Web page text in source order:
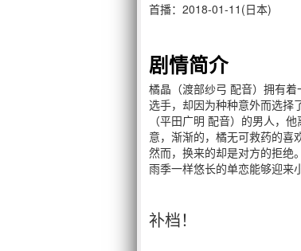
首播：2018-01-11(日本)
剧情简介
橘晶（渡部纱弓 配音）拥有
选手，却因为种种意外而选择
（平田广明 配音）的男人，
意，渐渐的，橘无可救药的喜
然而，换来的却是对方的拒绝
雨季一样悠长的单恋能够迎来
补档！